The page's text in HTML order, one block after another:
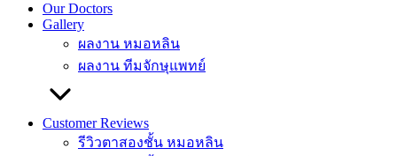
Our Doctors
Gallery
ผลงาน หมอหลิน
ผลงาน ทีมจักษุแพทย์
Customer Reviews
รีวิวตาสองชั้น หมอหลิน